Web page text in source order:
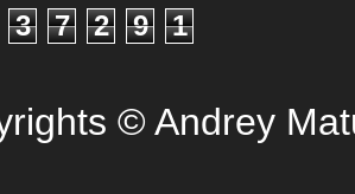
3 7 2 9 1
© Andrey